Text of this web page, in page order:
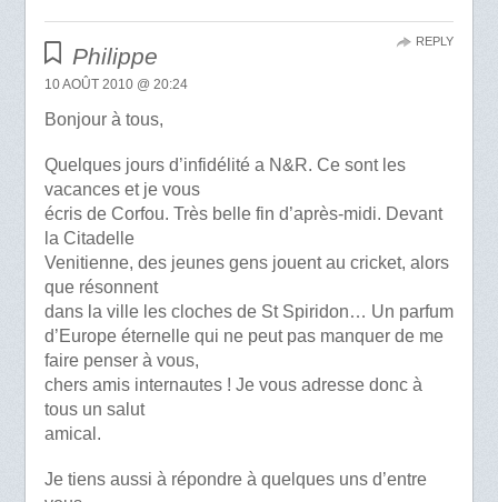
Philippe
10 AOÛT 2010 @ 20:24
Bonjour à tous,
Quelques jours d’infidélité a N&R. Ce sont les
vacances et je vous
écris de Corfou. Très belle fin d’après-midi. Devant
la Citadelle
Venitienne, des jeunes gens jouent au cricket, alors
que résonnent
dans la ville les cloches de St Spiridon… Un parfum
d’Europe éternelle qui ne peut pas manquer de me
faire penser à vous,
chers amis internautes ! Je vous adresse donc à
tous un salut
amical.
Je tiens aussi à répondre à quelques uns d’entre
REPLY